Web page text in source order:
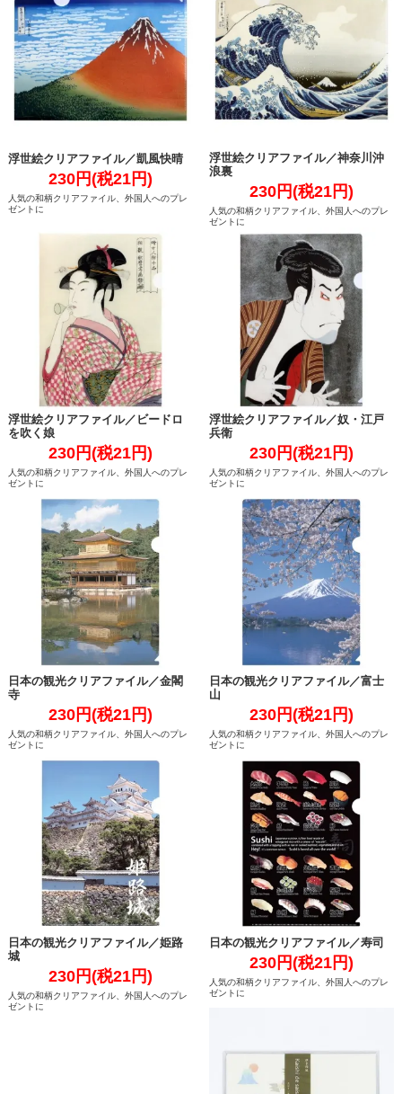
浮世絵クリアファイル／凱風快晴
230円(税21円)
人気の和柄クリアファイル、外国人へのプレ
ゼントに
浮世絵クリアファイル／神奈川沖
浪裏
230円(税21円)
人気の和柄クリアファイル、外国人へのプレ
ゼントに
浮世絵クリアファイル／ビードロ
を吹く娘
230円(税21円)
人気の和柄クリアファイル、外国人へのプレ
ゼントに
浮世絵クリアファイル／奴・江戸
兵衛
230円(税21円)
人気の和柄クリアファイル、外国人へのプレ
ゼントに
日本の観光クリアファイル／金閣
寺
230円(税21円)
人気の和柄クリアファイル、外国人へのプレ
ゼントに
日本の観光クリアファイル／富士
山
230円(税21円)
人気の和柄クリアファイル、外国人へのプレ
ゼントに
日本の観光クリアファイル／姫路
城
230円(税21円)
人気の和柄クリアファイル、外国人へのプレ
ゼントに
日本の観光クリアファイル／寿司
230円(税21円)
人気の和柄クリアファイル、外国人へのプレ
ゼントに